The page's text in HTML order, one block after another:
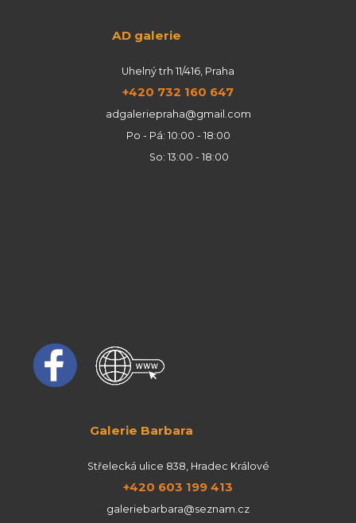
AD galerie
Uhelný trh 11/416, Praha
+420 732 160 647
adgaleriepraha@gmail.com
Po - Pá: 10:00 - 18:00
So: 13:00 - 18:00
Galerie Barbara
Střelecká ulice 838, Hradec Králové
+420 603 199 413
galeriebarbara@seznam.cz